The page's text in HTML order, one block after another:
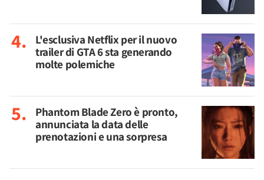
L'esclusiva Netflix per il nuovo
trailer di GTA 6 sta generando
molte polemiche
Phantom Blade Zero è pronto,
annunciata la data delle
prenotazioni e una sorpresa